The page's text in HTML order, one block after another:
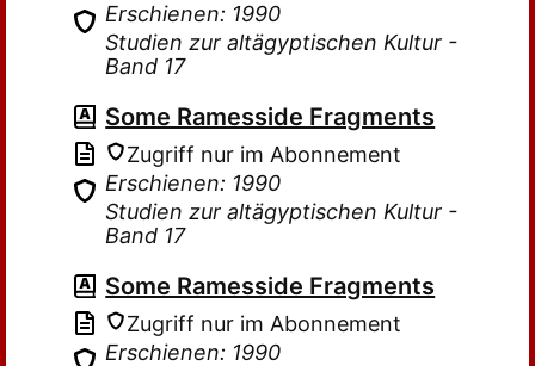
Erschienen: 1990
Studien zur altägyptischen Kultur -
Band 17
Some Ramesside Fragments
Zugriff nur im Abonnement
Erschienen: 1990
Studien zur altägyptischen Kultur -
Band 17
Some Ramesside Fragments
Zugriff nur im Abonnement
Erschienen: 1990